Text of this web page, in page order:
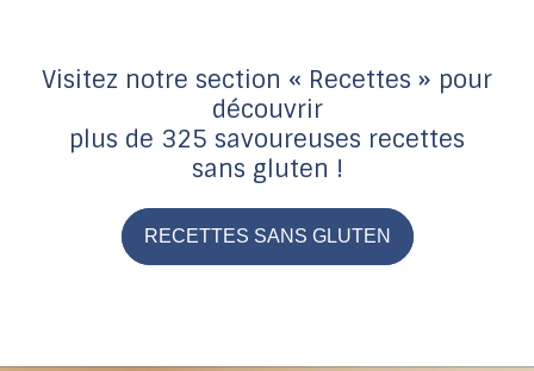
Visitez notre section « Recettes » pour
découvrir
plus de 325 savoureuses recettes
sans gluten !
RECETTES SANS GLUTEN